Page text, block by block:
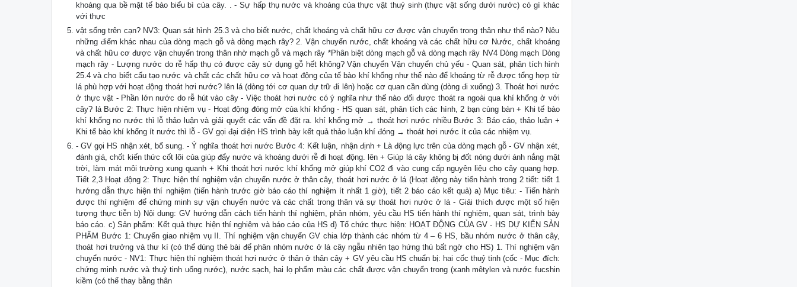
khoáng qua bề mặt tế bào biểu bì của cây. . - Sự hấp thụ nước và khoáng của thực vật thuỷ sinh (thực vật sống dưới nước) có gì khác
với thực
vật sống trên cạn? NV3: Quan sát hình 25.3 và cho biết nước, chất khoáng và chất hữu cơ được vận chuyển trong thân như thế nào? Nêu
những điểm khác nhau của dòng mạch gỗ và dòng mạch rây? 2. Vận chuyển nước, chất khoáng và các chất hữu cơ Nước, chất khoáng
và chất hữu cơ được vận chuyển trong thân nhờ mạch gỗ và mạch rây *Phân biệt dòng mạch gỗ và dòng mạch rây NV4 Dòng mạch Dòng
mạch rây - Lượng nước do rễ hấp thụ có được cây sử dụng gỗ hết không? Vận chuyển Vận chuyển chủ yếu - Quan sát, phân tích hình
25.4 và cho biết cấu tạo nước và chất các chất hữu cơ và hoạt động của tế bào khí khổng như thế nào để khoáng từ rễ được tổng hợp từ
lá phù hợp với hoạt động thoát hơi nước? lên lá (dòng tới cơ quan dự trữ đi lên) hoặc cơ quan cần dùng (dòng đi xuống) 3. Thoát hơi nước
ở thực vật - Phần lớn nước do rễ hút vào cây - Việc thoát hơi nước có ý nghĩa như thế nào đối được thoát ra ngoài qua khí khổng ở với
cây? lá Bước 2: Thực hiện nhiệm vụ - Hoạt động đóng mở của khí khổng - HS quan sát, phân tích các hình, 2 bạn cùng bàn + Khi tế bào
khí khổng no nước thì lỗ thảo luận và giải quyết các vấn đề đặt ra. khí khổng mở → thoát hơi nước nhiều Bước 3: Báo cáo, thảo luận +
Khi tế bào khí khổng ít nước thì lỗ - GV gọi đại diện HS trình bày kết quả thảo luận khí đóng → thoát hơi nước ít của các nhiệm vụ.
- GV gọi HS nhận xét, bổ sung. - Ý nghĩa thoát hơi nước Bước 4: Kết luận, nhận định + Là động lực trên của dòng mạch gỗ - GV nhận xét,
đánh giá, chốt kiến thức cốt lõi của giúp đẩy nước và khoáng dưới rễ đi hoạt động. lên + Giúp lá cây không bị đốt nóng dưới ánh nắng mặt
trời, làm mát môi trường xung quanh + Khi thoát hơi nước khí khổng mở giúp khí CO2 đi vào cung cấp nguyên liệu cho cây quang hợp.
Tiết 2,3 Hoạt động 2: Thực hiện thí nghiệm vận chuyển nước ở thân cây, thoát hơi nước ở lá (Hoạt động này tiến hành trong 2 tiết: tiết 1
hướng dẫn thực hiện thí nghiệm (tiến hành trước giờ báo cáo thí nghiệm ít nhất 1 giờ), tiết 2 báo cáo kết quả) a) Mục tiêu: - Tiến hành
được thí nghiệm để chứng minh sự vận chuyển nước và các chất trong thân và sự thoát hơi nước ở lá - Giải thích được một số hiện
tượng thực tiễn b) Nội dung: GV hướng dẫn cách tiến hành thí nghiệm, phân nhóm, yêu cầu HS tiến hành thí nghiệm, quan sát, trình bày
báo cáo. c) Sản phẩm: Kết quả thực hiện thí nghiệm và báo cáo của HS d) Tổ chức thực hiện: HOẠT ĐỘNG CỦA GV - HS DỰ KIẾN SẢN
PHẨM Bước 1: Chuyển giao nhiệm vụ II. Thí nghiệm vận chuyển GV chia lớp thành các nhóm từ 4 – 6 HS, bầu nhóm nước ở thân cây,
thoát hơi trưởng và thư kí (có thể dùng thẻ bài để phân nhóm nước ở lá cây ngẫu nhiên tạo hứng thú bất ngờ cho HS) 1. Thí nghiệm vận
chuyển nước - NV1: Thực hiện thí nghiệm thoát hơi nước ở thân ở thân cây + GV yêu cầu HS chuẩn bị: hai cốc thuỷ tinh (cốc - Mục đích:
chứng minh nước và thuỷ tinh uống nước), nước sạch, hai lọ phẩm màu các chất được vận chuyển trong (xanh mêtylen và nước fucshin
kiềm (có thể thay bằng thân